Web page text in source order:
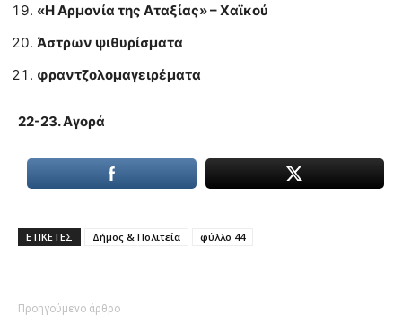
«Η Αρμονία της Αταξίας» – Χαϊκού
Άστρων ψιθυρίσματα
φραντζολομαγειρέματα
22-23. Αγορά
ΕΤΙΚΕΤΕΣ Δήμος & Πολιτεία φύλλο 44
Προηγούμενο άρθρο